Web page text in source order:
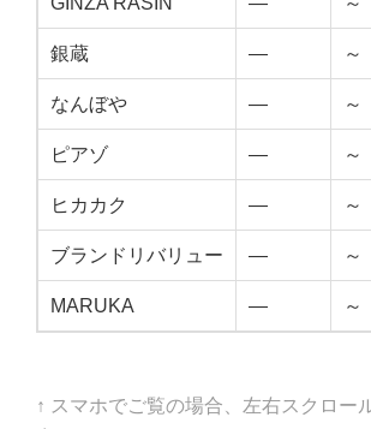
銀蔵 — ～
なんぼや — ～
ピアゾ — ～
ヒカカク — ～
ブランドリバリュー — ～
MARUKA — ～
↑ スマホでご覧の場合、左右スクロー